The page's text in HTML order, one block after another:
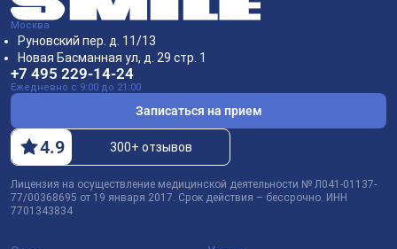
Москва
Руновский пер. д. 11/13
Новая Басманная ул, д. 29 стр. 1
+7 495 229-14-24
Ежедневно с 9:00 до 21:00
Записаться на прием
4.9 300+ отзывов
Лицензия на осуществление медицинской деятельности № Л041-01137-
77/00368695 от 19 января 2017. Срок действия – бессрочно. ИНН
7701343834